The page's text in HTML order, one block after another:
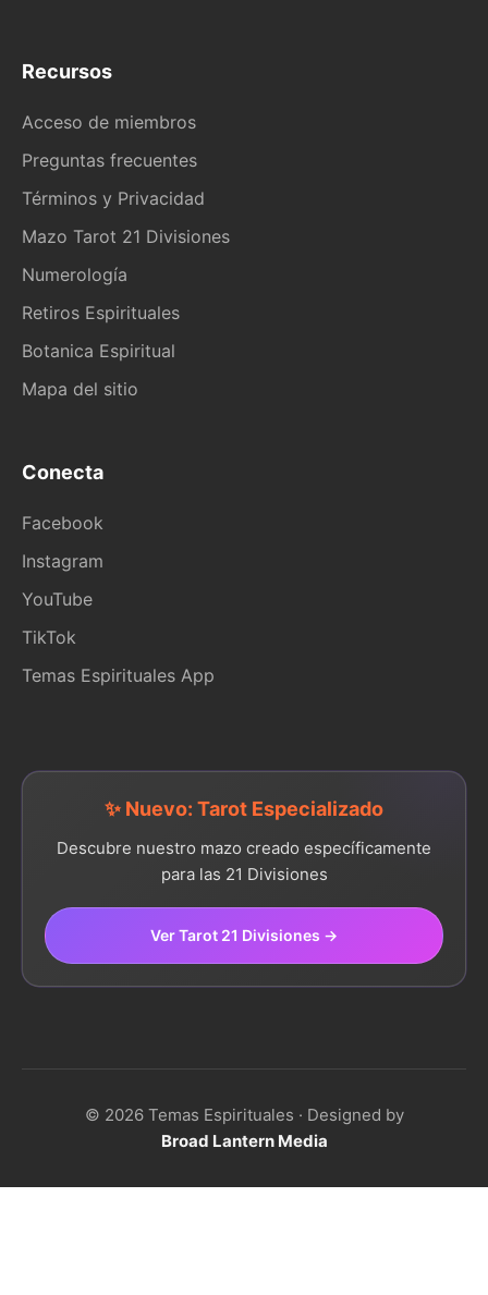
Recursos
Acceso de miembros
Preguntas frecuentes
Términos y Privacidad
Mazo Tarot 21 Divisiones
Numerología
Retiros Espirituales
Botanica Espiritual
Mapa del sitio
Conecta
Facebook
Instagram
YouTube
TikTok
Temas Espirituales App
✨ Nuevo: Tarot Especializado
Descubre nuestro mazo creado específicamente
para las 21 Divisiones
Ver Tarot 21 Divisiones →
© 2026 Temas Espirituales · Designed by
Broad Lantern Media